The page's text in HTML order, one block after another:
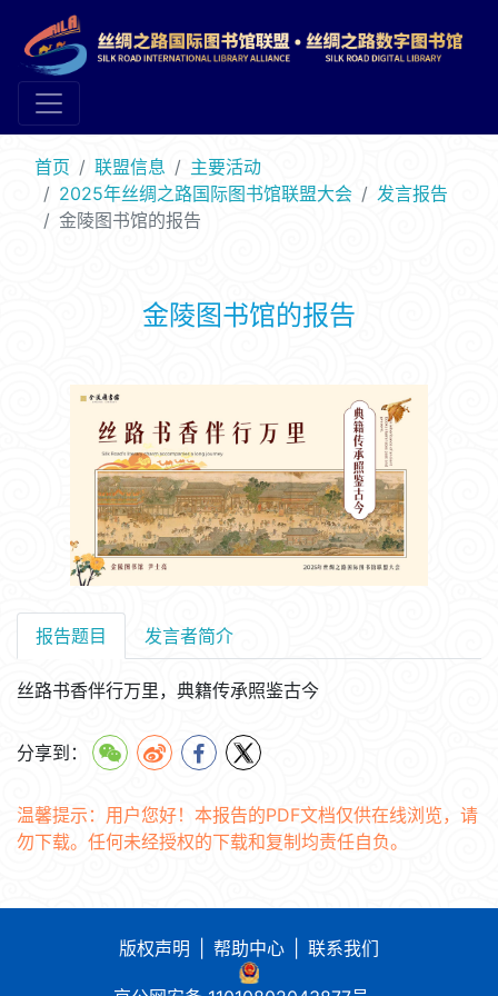
首页 联盟信息
主要活动
2025年丝绸之路国际图书馆联盟大会
发言报告
金陵图书馆的报告
金陵图书馆的报告
报告题目 发言者简介
丝路书香伴行万里，典籍传承照鉴古今
分享到：
温馨提示：用户您好！本报告的PDF文档仅供在线浏览，请
勿下载。任何未经授权的下载和复制均责任自负。
版权声明 帮助中心 联系我们